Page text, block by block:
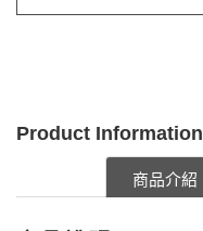
Product Information
商品介紹